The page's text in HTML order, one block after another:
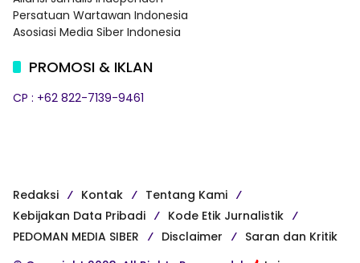
Persatuan Wartawan Indonesia
Asosiasi Media Siber Indonesia
PROMOSI & IKLAN
CP : +62 822-7139-9461
Redaksi Kontak
Tentang Kami
Kebijakan Data Pribadi
Kode Etik Jurnalistik
PEDOMAN MEDIA SIBER
Disclaimer
Saran dan Kritik